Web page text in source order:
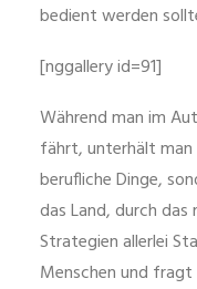
bedient werden
[nggallery id=91]
Während man im
fährt, unterhält man
berufliche Dinge,
das Land, durch
Strategien allerlei
Menschen und